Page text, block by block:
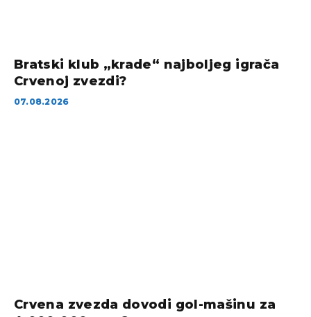
Bratski klub „krade“ najboljeg igrača
Crvenoj zvezdi?
07.08.2026
Crvena zvezda dovodi gol-mašinu za